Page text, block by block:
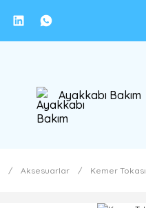
Ayakkabı Bakım
Aksesuarlar Kemer Tokası